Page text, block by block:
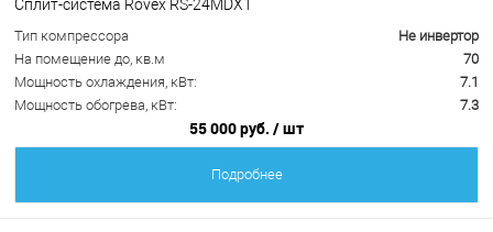
Сплит-система Rovex RS-24MDX1
Тип компрессора
Не инвертор
На помещение до, кв.м
70
Мощность охлаждения, кВт:
7.1
Мощность обогрева, кВт:
7.3
55 000 руб. / шт
Подробнее